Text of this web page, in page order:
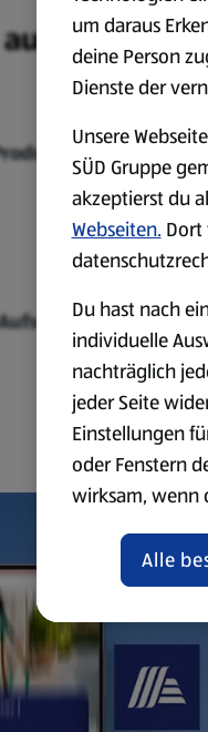
unserem
um daraus
deine Person
Dienste der
Unsere
SÜD Gruppe
akzeptierst du
Webseiten.
Du hast nach
individuelle
nachträglich
jeder Seite
Einstellungen
oder Fenstern
wirksam, wenn
aktualisiert
Übersicht der
Alle